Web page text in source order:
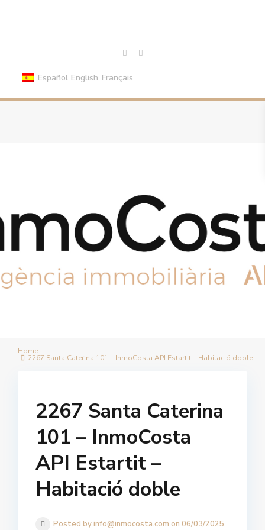
Español English Français
Home
2267 Santa Caterina 101 – InmoCosta API Estartit – Habitació doble
2267 Santa Caterina
101 – InmoCosta
API Estartit –
Habitació doble
Posted by info@inmocosta.com on 06/03/2025